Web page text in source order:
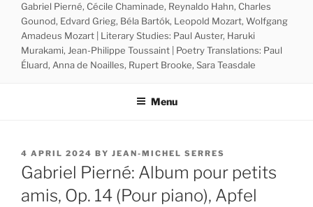
Gabriel Pierné, Cécile Chaminade, Reynaldo Hahn, Charles
Gounod, Edvard Grieg, Béla Bartók, Leopold Mozart, Wolfgang
Amadeus Mozart | Literary Studies: Paul Auster, Haruki
Murakami, Jean-Philippe Toussaint | Poetry Translations: Paul
Éluard, Anna de Noailles, Rupert Brooke, Sara Teasdale
Menu
POSTED
ON
4 APRIL 2024 BY JEAN-MICHEL SERRES
Gabriel Pierné: Album pour petits
amis, Op. 14 (Pour piano), Apfel